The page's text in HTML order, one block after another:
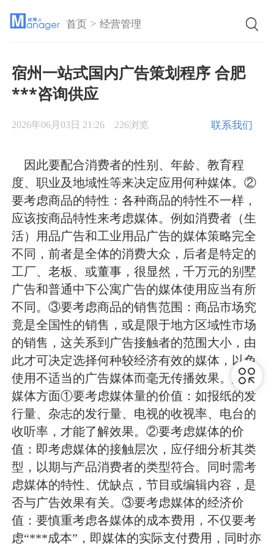
首页 >经营管理
宿州一站式国内广告策划程序 合肥
***咨询供应
2026年06月03日 21:26 226浏览 联系我们
因此要配合消费者的性别、年龄、教育程
度、职业及地域性等来决定应用何种媒体。②
要考虑商品的特性：各种商品的特性不一样，
应该按商品特性来考虑媒体。例如消费者（生
活）用品广告和工业用品广告的媒体策略完全
不同，前者是全体的消费大众，后者是特定的
工厂、老板、或董事，很显然，千万元的别墅
广告和普通中下公寓广告的媒体使用应当有所
不同。③要考虑商品的销售范围：商品市场究
竟是全国性的销售，或是限于地方区域性市场
的销售，这关系到广告接触者的范围大小，由
此才可决定选择何种较经济有效的媒体，以免
使用不适当的广告媒体而毫无传播效果。广告
媒体方面①要考虑媒体量的价值：如报纸的发
行量、杂志的发行量、电视的收视率、电台的
收听率，才能了解效果。②要考虑媒体的价
值：即考虑媒体的接触层次，应仔细分析其类
型，以期与产品消费者的类型符合。同时需考
虑媒体的特性、优缺点，节目或编辑内容，是
否与广告效果有关。③要考虑媒体的经济价
值：要慎重考虑各媒体的成本费用，不仅要考
虑“***成本”，即媒体的实际支付费用，同时亦